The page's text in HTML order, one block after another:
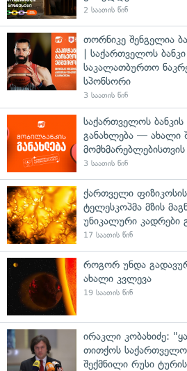
2 საათის წინ
თორნიკე შენგელია
| საქართველოს
საკალათბურთო
სპონსორი
3 საათის წინ
საქართველოს
განახლება — ახალი
მომხმარებლებისთვის
3 საათის წინ
ქართველი
ტელესკოპმა მზის
უნიკალური კადრები
17 საათის წინ
როგორ უნდა
ახალი კვლევა
19 საათის წინ
ირაკლი კობახიძე:
თითქოს
შექმნილი რუსი